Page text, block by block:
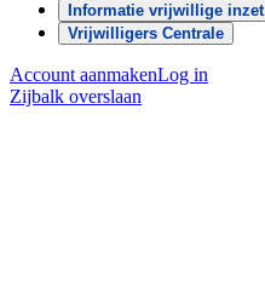
Informatie vrijwillige inzet
Vrijwilligers Centrale
Account aanmakenLog in
Zijbalk overslaan